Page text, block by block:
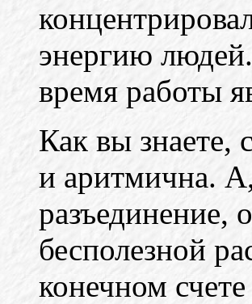
энергию
время работы
Как вы знаете,
и аритмична.
разъединение,
бесполезной
конечном